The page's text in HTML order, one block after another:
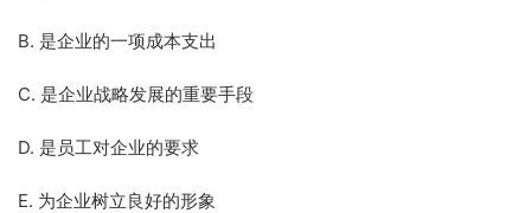
B. 是企业的一项成本支出
C. 是企业战略发展的重要手段
D. 是员工对企业的要求
E. 为企业树立良好的形象